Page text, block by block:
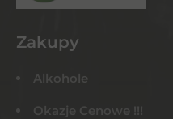
Zakupy
Alkohole
Okazje Cenowe !!!